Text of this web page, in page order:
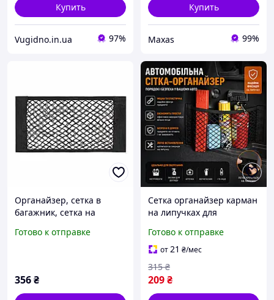
Купить
Vugidno.in.ua 97%
Купить
Maxas 99%
Органайзер, сетка в
багажник, сетка на
Готово к отправке
356₴
Сетка органайзер карман
на липучках для
автомобильный
органайзер сетка в
багажник на липучках,
карман для авто
Готово к отправке
от21 ₴/мес
209₴
315 ₴